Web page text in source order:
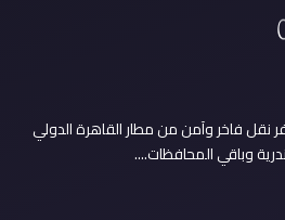
نقل فاخر وآمن من مطار القاهرة الدولي
وباقي المحافظات....